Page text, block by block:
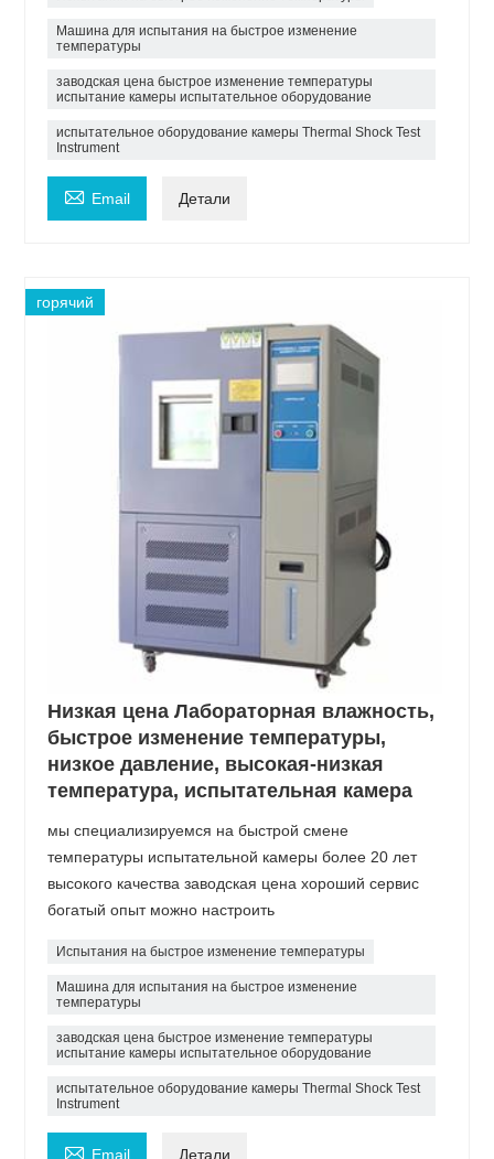
Машина для испытания на быстрое изменение
температуры
заводская цена быстрое изменение температуры
испытание камеры испытательное оборудование
испытательное оборудование камеры Thermal Shock Test
Instrument
 Email Детали
горячий
Низкая цена Лабораторная влажность,
быстрое изменение температуры,
низкое давление, высокая-низкая
температура, испытательная камера
мы специализируемся на быстрой смене
температуры испытательной камеры более 20 лет
высокого качества заводская цена хороший сервис
богатый опыт можно настроить
Испытания на быстрое изменение температуры
Машина для испытания на быстрое изменение
температуры
заводская цена быстрое изменение температуры
испытание камеры испытательное оборудование
испытательное оборудование камеры Thermal Shock Test
Instrument
 Email Детали